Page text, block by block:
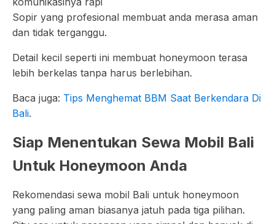
Sopir yang profesional membuat anda merasa aman
dan tidak terganggu.
Detail kecil seperti ini membuat honeymoon terasa
lebih berkelas tanpa harus berlebihan.
Baca juga: Tips Menghemat BBM Saat Berkendara Di
Bali.
Siap Menentukan Sewa Mobil Bali
Untuk Honeymoon Anda
Rekomendasi sewa mobil Bali untuk honeymoon
yang paling aman biasanya jatuh pada tiga pilihan.